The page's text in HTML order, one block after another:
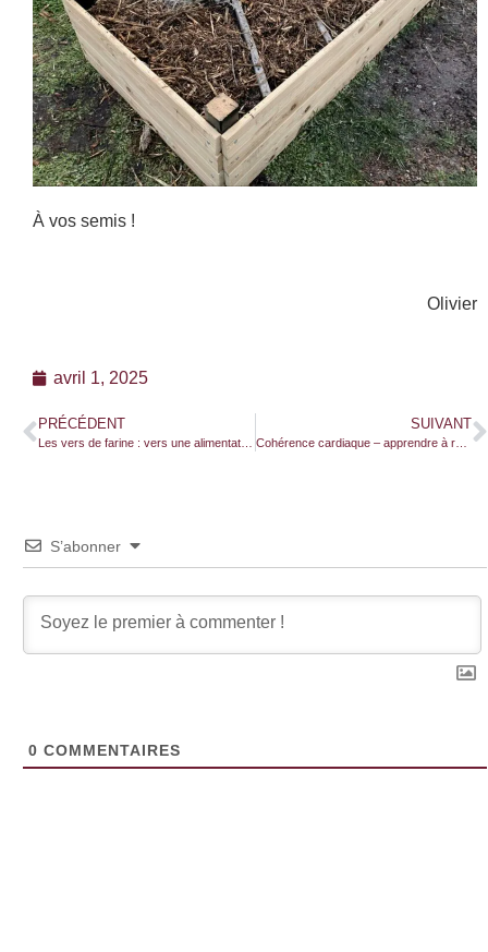
À vos semis !
Olivier
avril 1, 2025
PRÉCÉDENT SUIVANT
Cohérence cardiaque – apprendre à respirer
S’abonner
0 COMMENTAIRES